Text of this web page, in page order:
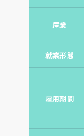
産業
就業形態
雇用期間